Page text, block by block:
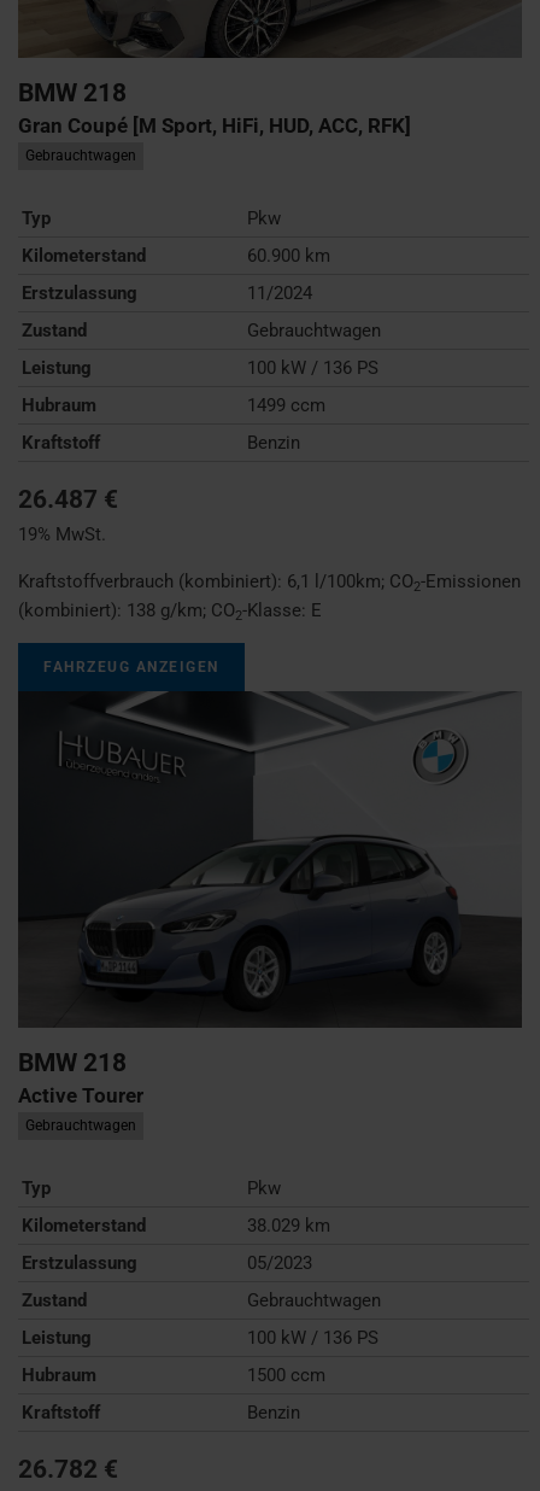
BMW 218
Gran Coupé [M Sport, HiFi, HUD, ACC, RFK]
Gebrauchtwagen
Typ
Pkw
Kilometerstand
60.900 km
Erstzulassung
11/2024
Zustand
Gebrauchtwagen
Leistung
100 kW / 136 PS
Hubraum
1499 ccm
Kraftstoff
Benzin
26.487 €
19% MwSt.
Kraftstoffverbrauch (kombiniert): 6,1 l/100km; CO2-Emissionen
(kombiniert): 138 g/km; CO2-Klasse: E
FAHRZEUG ANZEIGEN
BMW 218
Active Tourer
Gebrauchtwagen
Typ
Pkw
Kilometerstand
38.029 km
Erstzulassung
05/2023
Zustand
Gebrauchtwagen
Leistung
100 kW / 136 PS
Hubraum
1500 ccm
Kraftstoff
Benzin
26.782 €